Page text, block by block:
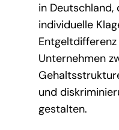
in
individuelle
Unternehmen
und
gestalten.